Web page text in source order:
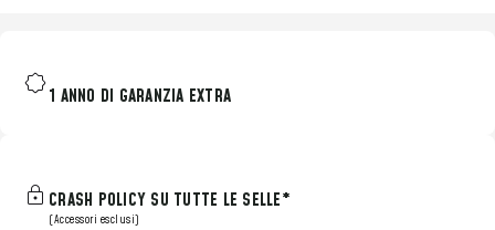
1 ANNO DI GARANZIA EXTRA
CRASH POLICY SU TUTTE LE SELLE*
(Accessori esclusi)